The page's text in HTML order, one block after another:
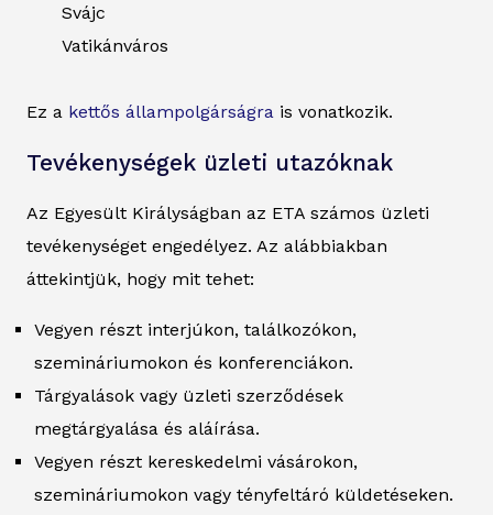
Svájc
Vatikánváros
Ez a kettős állampolgárságra is vonatkozik.
Tevékenységek üzleti utazóknak
Az Egyesült Királyságban az ETA számos üzleti
tevékenységet engedélyez. Az alábbiakban
áttekintjük, hogy mit tehet:
Vegyen részt interjúkon, találkozókon,
szemináriumokon és konferenciákon.
Tárgyalások vagy üzleti szerződések
megtárgyalása és aláírása.
Vegyen részt kereskedelmi vásárokon,
szemináriumokon vagy tényfeltáró küldetéseken.